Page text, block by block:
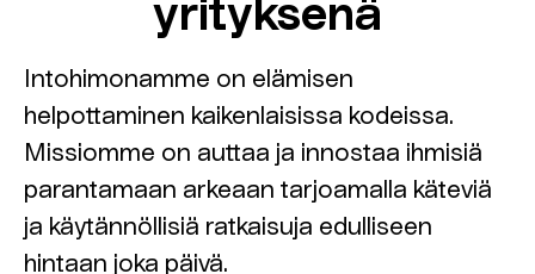
Intohimonamme on elämisen
helpottaminen kaikenlaisissa kodeissa.
Missiomme on auttaa ja innostaa ihmisiä
parantamaan arkeaan tarjoamalla käteviä
ja käytännöllisiä ratkaisuja edulliseen
hintaan joka päivä.